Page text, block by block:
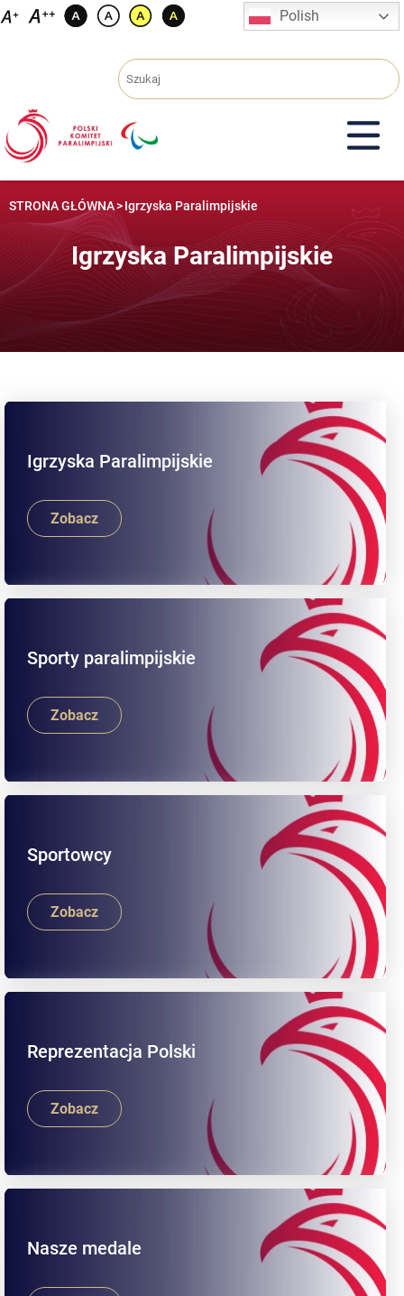
Przejdź
Polish
STRONA GŁÓWNA>Igrzyska Paralimpijskie
Igrzyska Paralimpijskie
Igrzyska Paralimpijskie
Zobacz
Sporty paralimpijskie
Zobacz
Sportowcy
Zobacz
Reprezentacja Polski
Zobacz
Nasze medale